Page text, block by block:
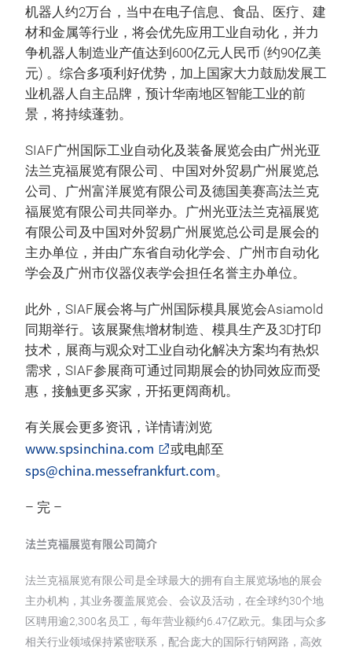
机器人约2万台，当中在电子信息、食品、医疗、建
材和金属等行业，将会优先应用工业自动化，并力
争机器人制造业产值达到600亿元人民币 (约90亿美
元) 。综合多项利好优势，加上国家大力鼓励发展工
业机器人自主品牌，预计华南地区智能工业的前
景，将持续蓬勃。
SIAF广州国际工业自动化及装备展览会由广州光亚
法兰克福展览有限公司、中国对外贸易广州展览总
公司、广州富洋展览有限公司及德国美赛高法兰克
福展览有限公司共同举办。广州光亚法兰克福展览
有限公司及中国对外贸易广州展览总公司是展会的
主办单位，并由广东省自动化学会、广州市自动化
学会及广州市仪器仪表学会担任名誉主办单位。
此外，SIAF展会将与广州国际模具展览会Asiamold
同期举行。该展聚焦增材制造、模具生产及3D打印
技术，展商与观众对工业自动化解决方案均有热炽
需求，SIAF参展商可通过同期展会的协同效应而受
惠，接触更多买家，开拓更阔商机。
有关展会更多资讯，详情请浏览
www.spsinchina.com 或电邮至
sps@china.messefrankfurt.com。
– 完 –
法兰克福展览有限公司简介
法兰克福展览有限公司是全球最大的拥有自主展览场地的展会
主办机构，其业务覆盖展览会、会议及活动，在全球约30个地
区聘用逾2,300名员工，每年营业额约6.47亿欧元。集团与众多
相关行业领域保持紧密联系，配合庞大的国际行销网路，高效